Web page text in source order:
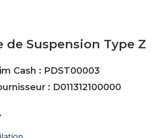
de Suspension Type Z
Cash : PDST00003
: D011312100000